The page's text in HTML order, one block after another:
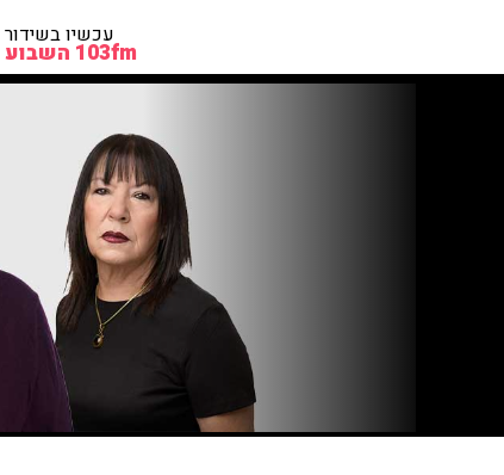
עכשיו בשידור
103fm השבוע